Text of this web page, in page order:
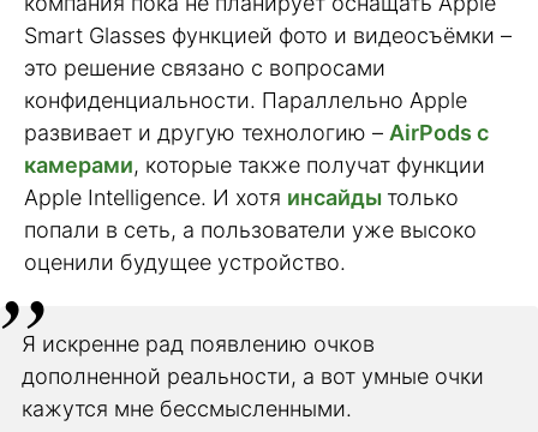
Smart Glasses функцией фото и видеосъёмки –
это решение связано с вопросами
конфиденциальности. Параллельно Apple
развивает и другую технологию – AirPods с
камерами, которые также получат функции
Apple Intelligence. И хотя инсайды только
попали в сеть, а пользователи уже высоко
оценили будущее устройство.
Я искренне рад появлению очков
дополненной реальности, а вот умные очки
кажутся мне бессмысленными.